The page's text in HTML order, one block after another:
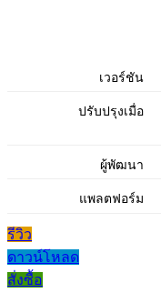
เวอร์ชัน
ปรับปรุงเมื่อ
ผู้พัฒนา
แพลตฟอร์ม
รีวิว
ดาวน์โหลด
สั่งซื้อ